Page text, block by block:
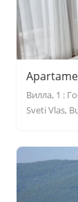
Вилла, 1 :
Sveti Vlas,